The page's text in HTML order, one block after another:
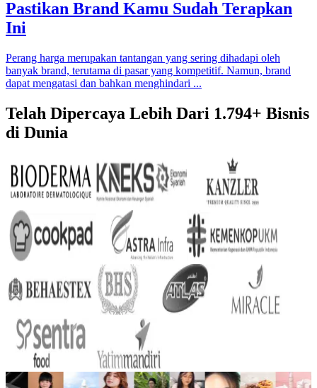
Pastikan Brand Kamu Sudah Terapkan
Ini
Perang harga merupakan tantangan yang sering dihadapi oleh
banyak brand, terutama di pasar yang kompetitif. Namun, brand
dapat mengatasi dan bahkan menghindari ...
Telah Dipercaya Lebih Dari 1.794+ Bisnis
di Dunia